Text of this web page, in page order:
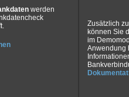
werden
Zusätzlich
können Sie
im
Anwendung